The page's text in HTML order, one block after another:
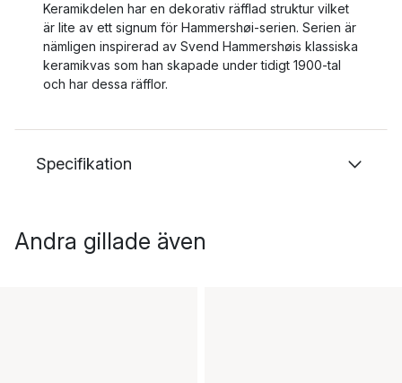
Keramikdelen har en dekorativ räfflad struktur vilket
är lite av ett signum för Hammershøi-serien. Serien är
nämligen inspirerad av Svend Hammershøis klassiska
keramikvas som han skapade under tidigt 1900-tal
och har dessa räfflor.
Specifikation
Andra gillade även